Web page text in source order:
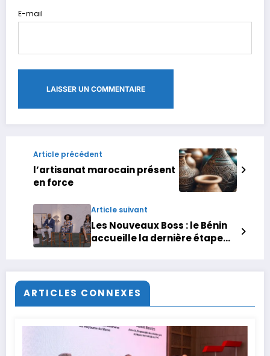
E-mail
Article précédent
l’artisanat marocain présent
en force
Article suivant
Les Nouveaux Boss : le Bénin
accueille la dernière étape
ARTICLES CONNEXES